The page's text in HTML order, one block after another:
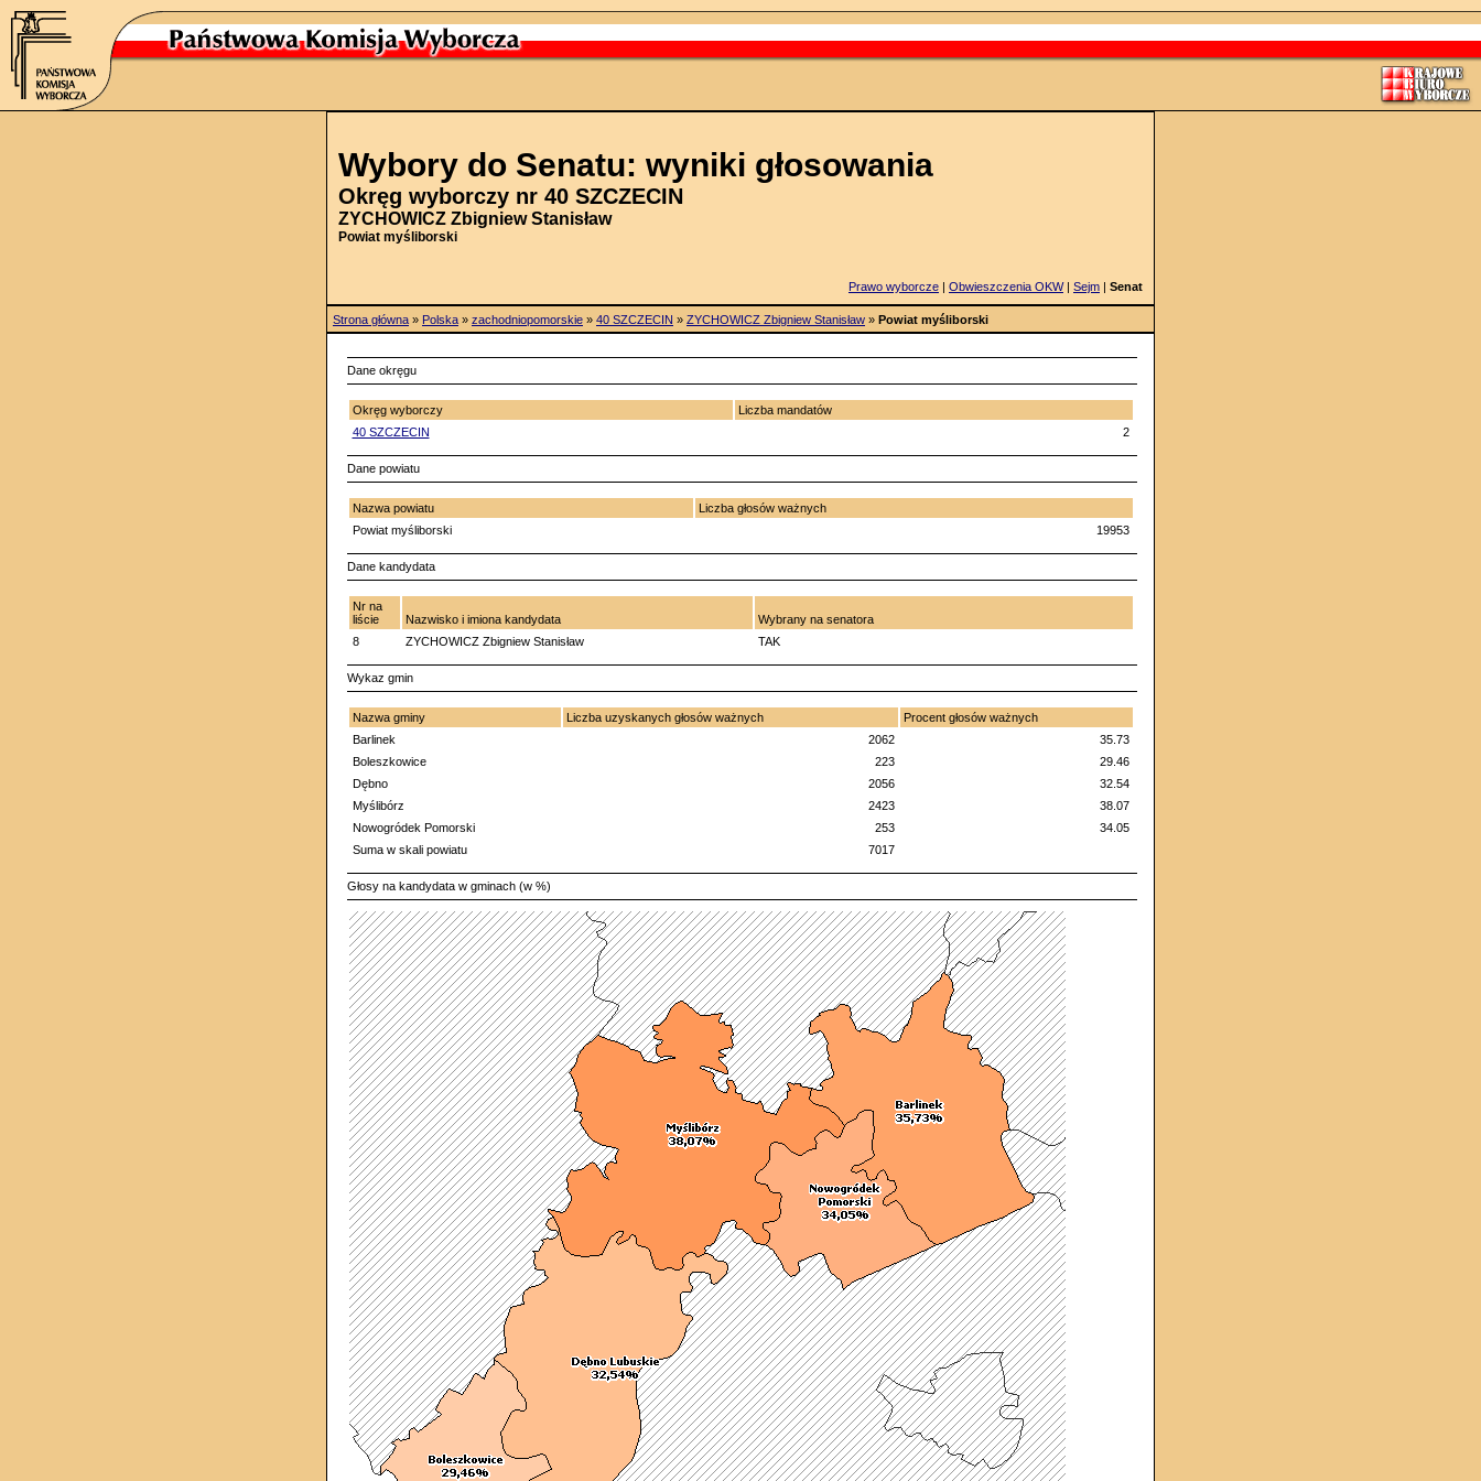
Wybory do Senatu: wyniki głosowania
Okręg wyborczy nr 40 SZCZECIN
ZYCHOWICZ Zbigniew Stanisław
Powiat myśliborski
Prawo wyborcze | Obwieszczenia OKW| Sejm | Senat
Strona główna » Polska » zachodniopomorskie » 40 SZCZECIN » ZYCHOWICZ Zbigniew Stanisław » Powiat myśliborski
Dane okręgu
Okręg wyborczy
Liczba mandatów
40 SZCZECIN
2
Dane powiatu
Nazwa powiatu
Liczba głosów ważnych
Powiat myśliborski
19953
Dane kandydata
Nr na
liście
Nazwisko i imiona kandydata
Wybrany na senatora
8
ZYCHOWICZ Zbigniew Stanisław TAK
Wykaz gmin
Nazwa gminy Liczba uzyskanych głosów ważnych
Procent głosów ważnych
Barlinek
2062
35.73
Boleszkowice
223
29.46
Dębno
2056
32.54
Myślibórz
2423
38.07
Nowogródek Pomorski
253
34.05
Suma w skali powiatu
7017
Głosy na kandydata w gminach (w %)